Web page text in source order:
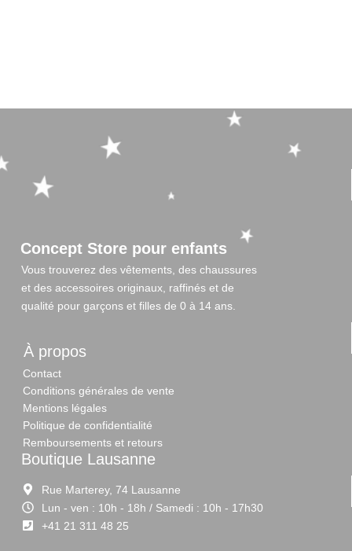
Concept Store pour enfants
Vous trouverez des vêtements, des chaussures
et des accessoires originaux, raffinés et de
qualité pour garçons et filles de 0 à 14 ans.
À propos
Contact
Conditions générales de vente
Mentions légales
Politique de confidentialité
Remboursements et retours
Boutique Lausanne
Rue Marterey, 74 Lausanne
Lun - ven : 10h - 18h / Samedi : 10h - 17h30
+41 21 311 48 25